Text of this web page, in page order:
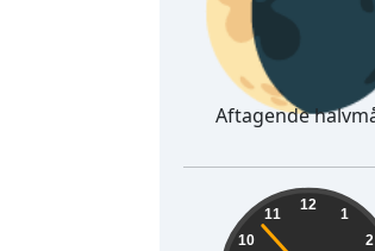
Aftagende
08:31:54 12
1
2
10
11